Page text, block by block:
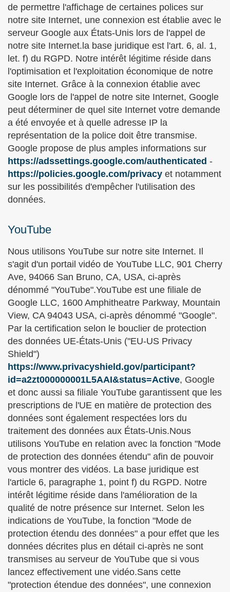
de permettre l'affichage de certaines polices sur
notre site Internet, une connexion est établie avec le
serveur Google aux États-Unis lors de l'appel de
notre site Internet.la base juridique est l'art. 6, al. 1,
let. f) du RGPD. Notre intérêt légitime réside dans
l'optimisation et l'exploitation économique de notre
site Internet. Grâce à la connexion établie avec
Google lors de l'appel de notre site Internet, Google
peut déterminer de quel site Internet votre demande
a été envoyée et à quelle adresse IP la
représentation de la police doit être transmise.
Google propose de plus amples informations sur
https://adssettings.google.com/authenticated -
https://policies.google.com/privacy et notamment
sur les possibilités d'empêcher l'utilisation des
données.
YouTube
Nous utilisons YouTube sur notre site Internet. Il
s'agit d'un portail vidéo de YouTube LLC, 901 Cherry
Ave, 94066 San Bruno, CA, USA, ci-après
dénommé "YouTube".YouTube est une filiale de
Google LLC, 1600 Amphitheatre Parkway, Mountain
View, CA 94043 USA, ci-après dénommé "Google".
Par la certification selon le bouclier de protection
des données UE-États-Unis ("EU-US Privacy
Shield")
https://www.privacyshield.gov/participant?
id=a2zt000000001L5AAI&status=Active, Google
et donc aussi sa filiale YouTube garantissent que les
prescriptions de l'UE en matière de protection des
données sont également respectées lors du
traitement des données aux États-Unis.Nous
utilisons YouTube en relation avec la fonction "Mode
de protection des données étendu" afin de pouvoir
vous montrer des vidéos. La base juridique est
l'article 6, paragraphe 1, point f) du RGPD. Notre
intérêt légitime réside dans l'amélioration de la
qualité de notre présence sur Internet. Selon les
indications de YouTube, la fonction "Mode de
protection étendu des données" a pour effet que les
données décrites plus en détail ci-après ne sont
transmises au serveur de YouTube que si vous
lancez effectivement une vidéo.Sans cette
"protection étendue des données", une connexion